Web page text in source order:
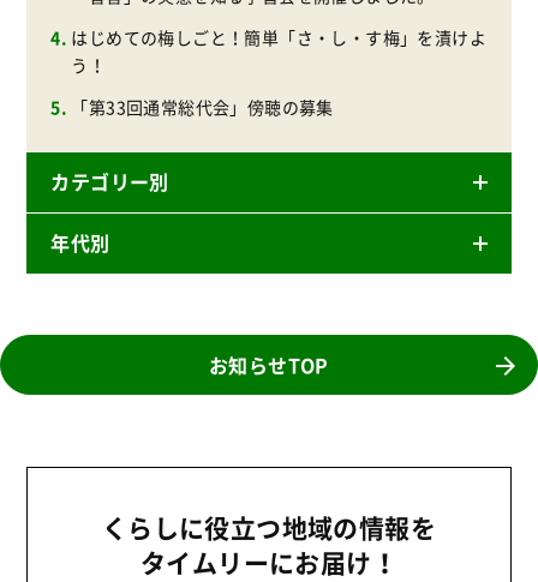
はじめての梅しごと！簡単「さ・し・す梅」を漬けよ
う！
「第33回通常総代会」傍聴の募集
カテゴリー別
ニュースリリース
商品
地域コミュニティ
平和と国際連帯
年代別
2024年
2021年
お知らせTOP
くらしに役立つ地域の情報を
タイムリーにお届け！